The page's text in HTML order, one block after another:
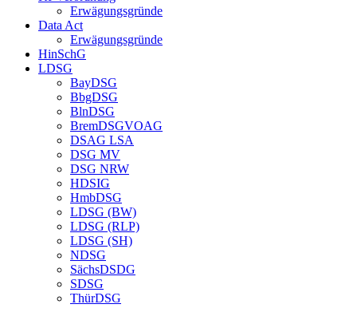
Erwägungsgründe
Data Act
Erwägungsgründe
HinSchG
LDSG
BayDSG
BbgDSG
BlnDSG
BremDSGVOAG
DSAG LSA
DSG MV
DSG NRW
HDSIG
HmbDSG
LDSG (BW)
LDSG (RLP)
LDSG (SH)
NDSG
SächsDSDG
SDSG
ThürDSG